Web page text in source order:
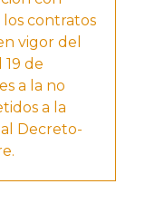
contratos
vigor del
de
a la no
a la
Decreto-